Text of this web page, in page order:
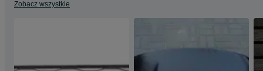
Zobacz wszystkie